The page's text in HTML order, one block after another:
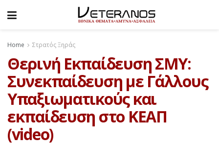
Home Στρατός Ξηράς
Θερινή Εκπαίδευση ΣΜΥ:
Συνεκπαίδευση με Γάλλους
Υπαξιωματικούς και
εκπαίδευση στο ΚΕΑΠ
(video)